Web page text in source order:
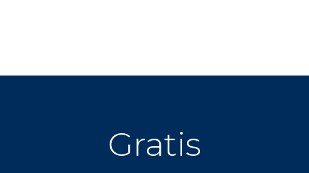
Gratis